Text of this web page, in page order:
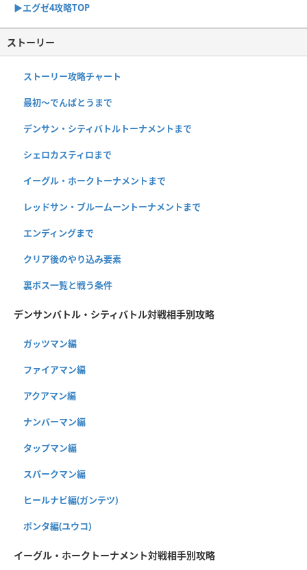
▶︎エグゼ4攻略TOP
ストーリー
ストーリー攻略チャート
最初～でんぱとうまで
デンサン・シティバトルトーナメントまで
シェロカスティロまで
イーグル・ホークトーナメントまで
レッドサン・ブルームーントーナメントまで
エンディングまで
クリア後のやり込み要素
裏ボス一覧と戦う条件
デンサンバトル・シティバトル対戦相手別攻略
ガッツマン編
ファイアマン編
アクアマン編
ナンバーマン編
タップマン編
スパークマン編
ヒールナビ編(ガンテツ)
ポンタ編(ユウコ)
イーグル・ホークトーナメント対戦相手別攻略